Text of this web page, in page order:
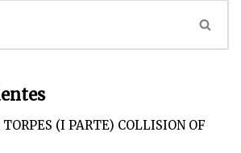
(I PARTE) COLLISION OF